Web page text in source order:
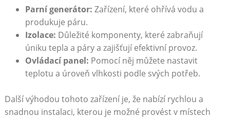
Parní generátor: Zařízení, které ohřívá vodu a
produkuje páru.
Izolace: Důležité komponenty, které zabraňují
úniku tepla a páry a zajišťují efektivní provoz.
Ovládací panel: Pomocí něj můžete nastavit
teplotu a úroveň vlhkosti podle svých potřeb.
Další výhodou tohoto zařízení je, že nabízí rychlou a
snadnou instalaci, kterou je možné provést v místech